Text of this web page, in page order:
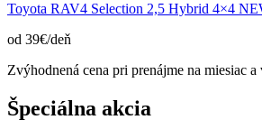
Toyota RAV4 Selection 2,5 Hybrid 4×4
od 39€/deň
Zvýhodnená cena pri prenájme na miesiac a
Špeciálna akcia